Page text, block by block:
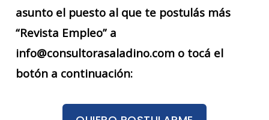
asunto el puesto al que te postulás más
“Revista Empleo” a
info@consultorasaladino.com o tocá el
botón a continuación: